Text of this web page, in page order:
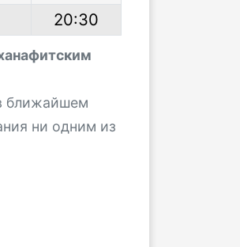
20:30
ближайшем
ни одним из